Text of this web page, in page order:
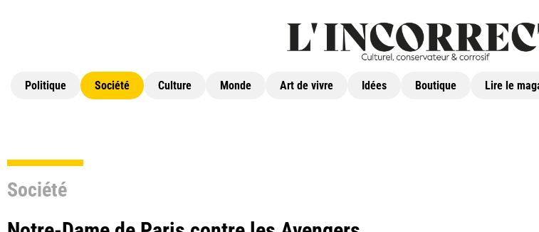
Politique Société Culture Monde Art de vivre Idées Boutique Lire le
Société